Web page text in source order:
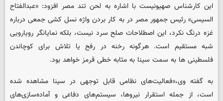
این کارشناس صهیونیست با اشاره به لحن تند مصر افزود: «عبدالفتاح
السیسی» رئیس جمهور مصر در به کار بردن واژه نسل کشی جمعی درباره
غزه درنگ نکرد، این اصطلاحات صلح سرد نیست، بلکه نمایانگر رویارویی
شبه مستقیم است. هرگونه رخنه در رفح یا تلاش برای کوچاندن
فلسطینی ها به سمت سینا به مثابه خطی قرمز خواهد بود.
به گفته وی،«فعالیت‌های نظامی قابل توجهی در سینا مشاهده شده
است، از جمله استقرار نیروها، سیستم‌های دفاعی و آماده‌سازی‌های